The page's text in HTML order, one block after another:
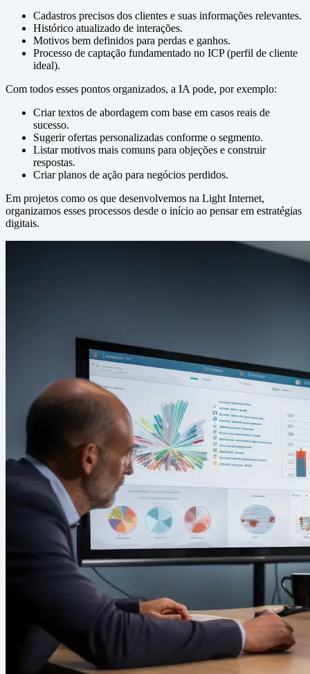
Cadastros precisos dos clientes e suas informações relevantes.
Histórico atualizado de interações.
Motivos bem definidos para perdas e ganhos.
Processo de captação fundamentado no ICP (perfil de cliente
ideal).
Com todos esses pontos organizados, a IA pode, por exemplo:
Criar textos de abordagem com base em casos reais de
sucesso.
Sugerir ofertas personalizadas conforme o segmento.
Listar motivos mais comuns para objeções e construir
respostas.
Criar planos de ação para negócios perdidos.
Em projetos como os que desenvolvemos na Light Internet,
organizamos esses processos desde o início ao pensar em estratégias
digitais.